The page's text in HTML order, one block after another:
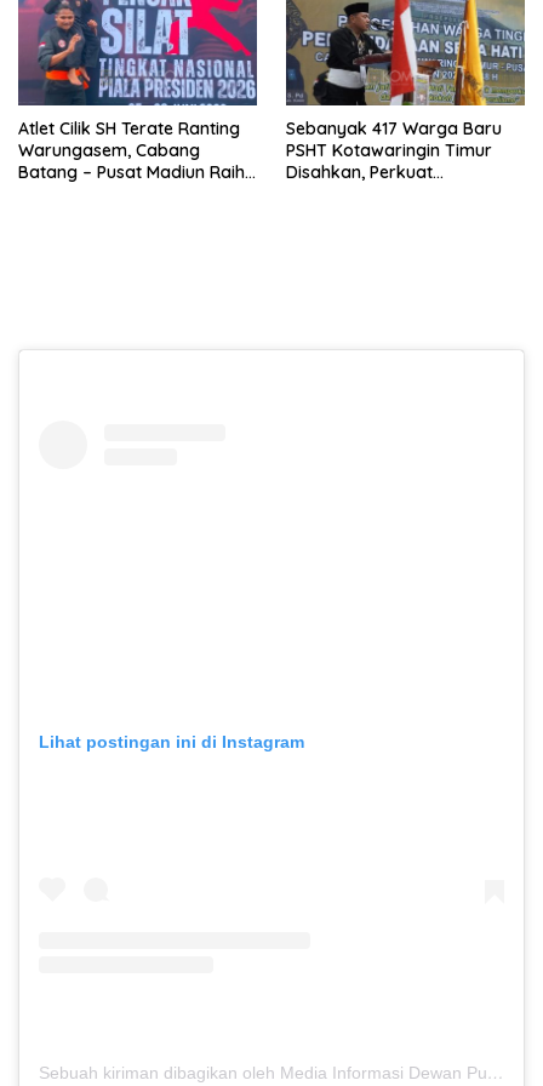
Atlet Cilik SH Terate Ranting
Warungasem, Cabang
Batang – Pusat Madiun Raih
Sebanyak 417 Warga Baru
PSHT Kotawaringin Timur
Disahkan, Perkuat
Lihat postingan ini di Instagram
Sebuah kiriman dibagikan oleh Media Informasi Dewan Pusat Persaudaraan Setia Hati Terate (@media.dewanpusat)